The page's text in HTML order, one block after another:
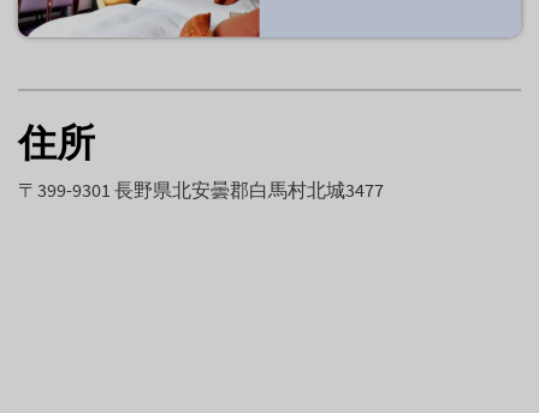
住所
〒399-9301 長野県北安曇郡白馬村北城3477